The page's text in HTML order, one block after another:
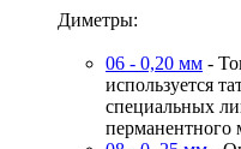
Диметры:
06 - 0,20 мм -
используется
специальных
перманентного